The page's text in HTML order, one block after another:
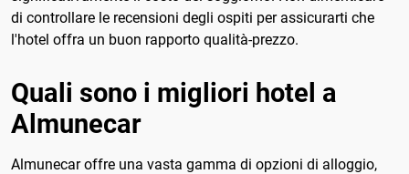
di controllare le recensioni degli ospiti per assicurarti che
l'hotel offra un buon rapporto qualità-prezzo.
Quali sono i migliori hotel a
Almunecar
Almunecar offre una vasta gamma di opzioni di alloggio,